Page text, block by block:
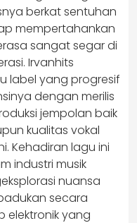
berkat sentuhan
mempertahankan
sangat segar di
Irvanhits
label yang progresif
dengan merilis
jempolan baik
kualitas vokal
Kehadiran lagu ini
industri musik
nuansa
secara
elektronik yang